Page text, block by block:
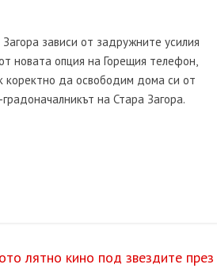
зависи от задружните усилия
новата опция на Горещия телефон,
коректно да освободим дома си от
на Стара Загора.
лятно кино под звездите през